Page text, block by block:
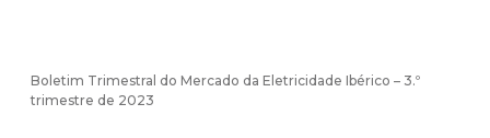
Boletim Trimestral do Mercado da Eletricidade Ibérico – 3.º
trimestre de 2023